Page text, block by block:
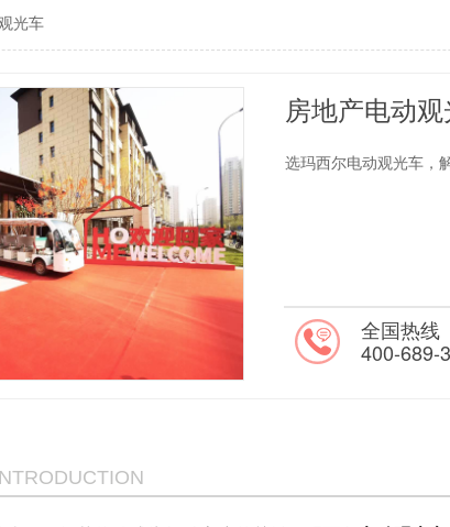
光车
房地产电动
选玛西尔电动观光车，
全国热线
400-689-